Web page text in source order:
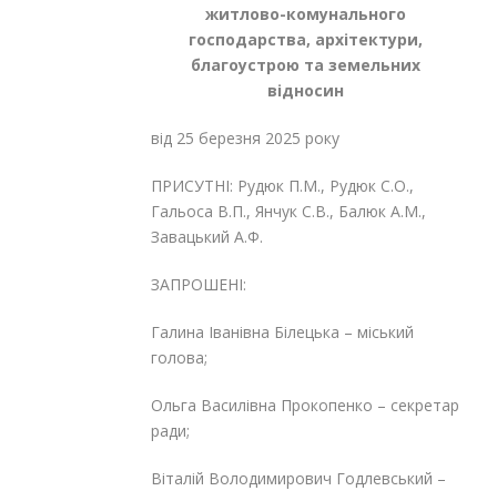
житлово-комунального
господарства, архітектури,
благоустрою та земельних
відносин
від 25 березня 2025 року
ПРИСУТНІ: Рудюк П.М., Рудюк С.О.,
Гальоса В.П., Янчук С.В., Балюк А.М.,
Завацький А.Ф.
ЗАПРОШЕНІ:
Галина Іванівна Білецька – міський
голова;
Ольга Василівна Прокопенко – секретар
ради;
Віталій Володимирович Годлевський –